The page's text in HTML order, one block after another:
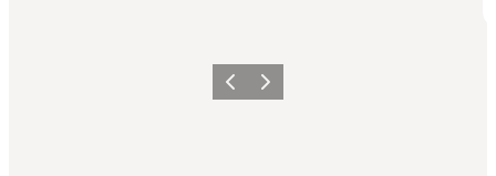
ForrigeNæste